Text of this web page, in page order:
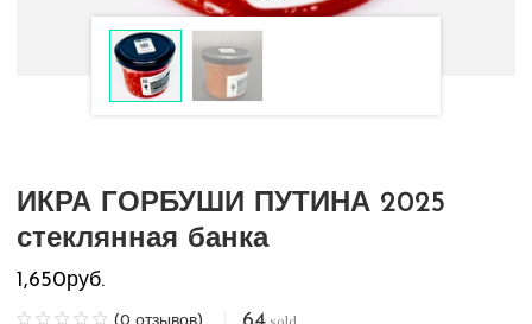
ИКРА ГОРБУШИ ПУТИНА 2025
стеклянная банка
1,650руб.
sold